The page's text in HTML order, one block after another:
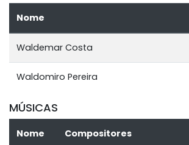
Nome
Waldemar Costa
Waldomiro Pereira
MÚSICAS
Nome Compositores